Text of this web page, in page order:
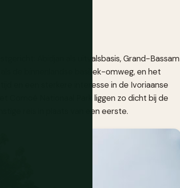
Abidjan als uitvalsbasis, Grand-Bassam
de binnenlandse basiliek-omweg, en het
en een sterkere interesse in de Ivoriaanse
Comoé Nationaal Park liggen zo dicht bij de
reis in plaats van een eerste.